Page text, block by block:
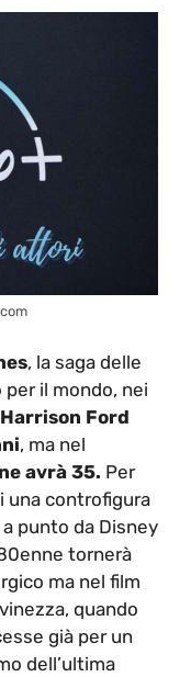
, la saga delle
il mondo, nei
Harrison Ford
, ma nel
ne avrà 35. Per
una controfigura
punto da Disney
tornerà
ma nel film
quando
già per un
dell’ultima